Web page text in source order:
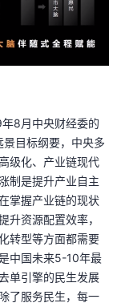
8月中央财经委的
目标纲要，中央多
级化、产业链现代
制是提升产业自主
掌握产业链的现状
升资源配置效率，
转型等方面都需要
中国未来5-10年最
单引擎的民生发展
了服务民生，每一